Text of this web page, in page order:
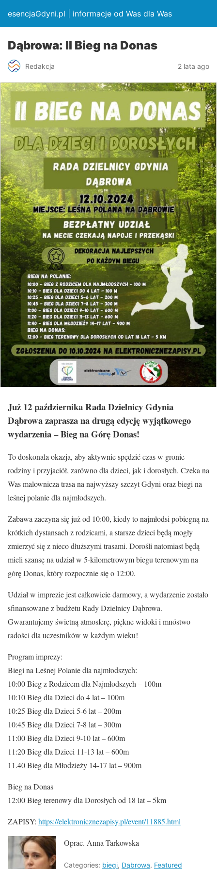
esencjaGdyni.pl | informacje od Was dla Was
Dąbrowa: II Bieg na Donas
Redakcja 2 lata ago
Już 12 października Rada Dzielnicy Gdynia
Dąbrowa zaprasza na drugą edycję wyjątkowego
wydarzenia – Bieg na Górę Donas!
To doskonała okazja, aby aktywnie spędzić czas w gronie
rodziny i przyjaciół, zarówno dla dzieci, jak i dorosłych. Czeka na
Was malownicza trasa na najwyższy szczyt Gdyni oraz biegi na
leśnej polanie dla najmłodszych.
Zabawa zaczyna się już od 10:00, kiedy to najmłodsi pobiegną na
krótkich dystansach z rodzicami, a starsze dzieci będą mogły
zmierzyć się z nieco dłuższymi trasami. Dorośli natomiast będą
mieli szansę na udział w 5-kilometrowym biegu terenowym na
górę Donas, który rozpocznie się o 12:00.
Udział w imprezie jest całkowicie darmowy, a wydarzenie zostało
sfinansowane z budżetu Rady Dzielnicy Dąbrowa.
Gwarantujemy świetną atmosferę, piękne widoki i mnóstwo
radości dla uczestników w każdym wieku!
Program imprezy:
Biegi na Leśnej Polanie dla najmłodszych:
10:00 Bieg z Rodzicem dla Najmłodszych – 100m
10:10 Bieg dla Dzieci do 4 lat – 100m
10:25 Bieg dla Dzieci 5-6 lat – 200m
10:45 Bieg dla Dzieci 7-8 lat – 300m
11:00 Bieg dla Dzieci 9-10 lat – 600m
11:20 Bieg dla Dzieci 11-13 lat – 600m
11.40 Bieg dla Młodzieży 14-17 lat – 900m
Bieg na Donas
12:00 Bieg terenowy dla Dorosłych od 18 lat – 5km
ZAPISY: https://elektronicznezapisy.pl/event/11885.html
Oprac. Anna Tarkowska
Categories: biegi, Dąbrowa, Featured